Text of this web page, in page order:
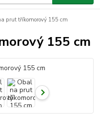
prut tříkomorový 155 cm
155 cm